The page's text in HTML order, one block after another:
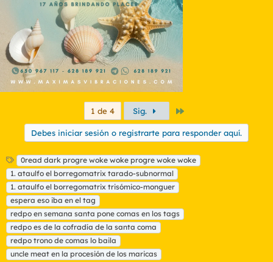
1 de 4 Sig.
Debes iniciar sesión o registrarte para responder aquí.
E
t
i
q
u
e
t
a
s
0read dark progre woke woke progre woke woke
1. ataulfo el borregomatrix tarado-subnormal
1. ataulfo el borregomatrix trisómico-monguer
espera eso iba en el tag
redpo en semana santa pone comas en los tags
redpo es de la cofradía de la santa coma
redpo trono de comas lo baila
uncle meat en la procesión de los maricas